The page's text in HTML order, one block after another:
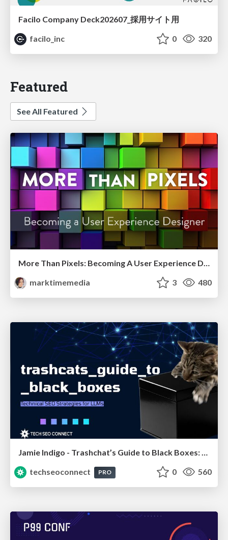
Facilo Company Deck202607_採用サイト用
facilo_inc
0 320
Featured
See All Featured
More Than Pixels: Becoming A User Experience Designer
marktimemedia
3 480
Jamie Indigo - Trashchat’s Guide to Black Boxes: Technical SEO Tactics for LLMs
techseoconnect
PRO 0 560